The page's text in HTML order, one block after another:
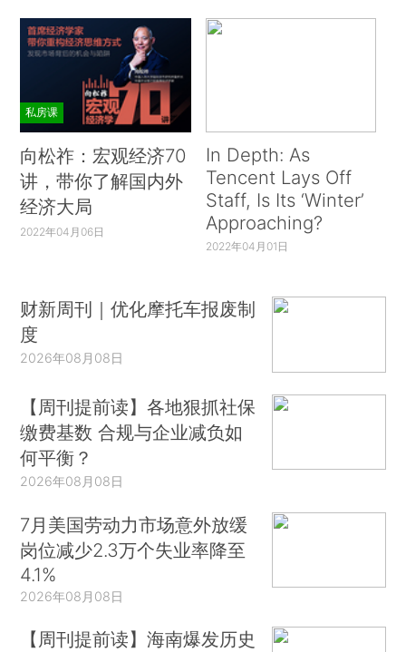
私房课
向松祚：宏观经济70
讲，带你了解国内外
经济大局
2022年04月06日
In Depth: As
Tencent Lays Off
Staff, Is Its ‘Winter’
Approaching?
2022年04月01日
财新周刊｜优化摩托车报废制
度
2026年08月08日
【周刊提前读】各地狠抓社保
缴费基数 合规与企业减负如
何平衡？
2026年08月08日
7月美国劳动力市场意外放缓
岗位减少2.3万个失业率降至
4.1%
2026年08月08日
【周刊提前读】海南爆发历史